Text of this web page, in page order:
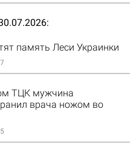
память Леси Украинки
ТЦК мужчина
врача ножом во